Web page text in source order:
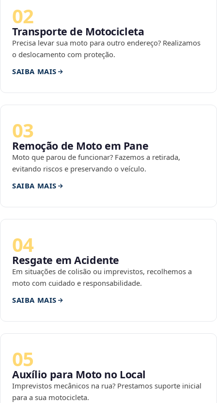
02
Transporte de Motocicleta
Precisa levar sua moto para outro endereço? Realizamos
o deslocamento com proteção.
SAIBA MAIS
03
Remoção de Moto em Pane
Moto que parou de funcionar? Fazemos a retirada,
evitando riscos e preservando o veículo.
SAIBA MAIS
04
Resgate em Acidente
Em situações de colisão ou imprevistos, recolhemos a
moto com cuidado e responsabilidade.
SAIBA MAIS
05
Auxílio para Moto no Local
Imprevistos mecânicos na rua? Prestamos suporte inicial
para a sua motocicleta.